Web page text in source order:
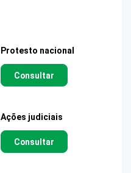
Protesto nacional
Consultar
Ações judiciais
Consultar